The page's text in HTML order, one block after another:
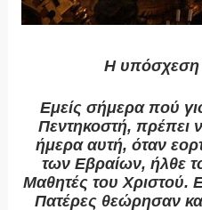
Η υπόσχεση
Εμείς σήμερα πού
Πεντηκοστή, πρέπει
ήμερα αυτή, όταν
των Εβραίων, ήλθε
Μαθητές του Χριστού.
Πατέρες θεώρησαν